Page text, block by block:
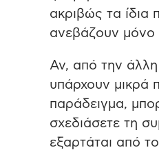
ακριβώς τα
ανεβάζουν μόνο
Αν, από την άλλη
υπάρχουν μικρά
παράδειγμα,
σχεδιάσετε τη
εξαρτάται από